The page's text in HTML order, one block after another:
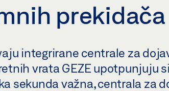
prekidača
integrirane centrale za
vrata GEZE upotpunjuju
sekunda važna, centrala za